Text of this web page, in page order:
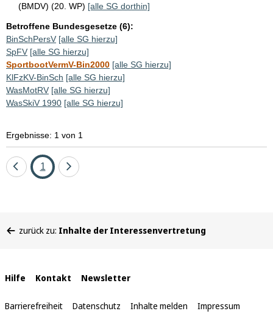
(BMDV) (20. WP) [alle SG dorthin]
Betroffene Bundesgesetze (6):
BinSchPersV [alle SG hierzu]
SpFV [alle SG hierzu]
SportbootVermV-Bin2000 [alle SG hierzu]
KlFzKV-BinSch [alle SG hierzu]
WasMotRV [alle SG hierzu]
WasSkiV 1990 [alle SG hierzu]
Ergebnisse: 1 von 1
EineSeite
1
Eine
befinden
zurück zu: Inhalte der Interessenvertretung
Interne
Links
Hilfe Kontakt Newsletter
Barrierefreiheit Datenschutz Inhalte melden Impressum